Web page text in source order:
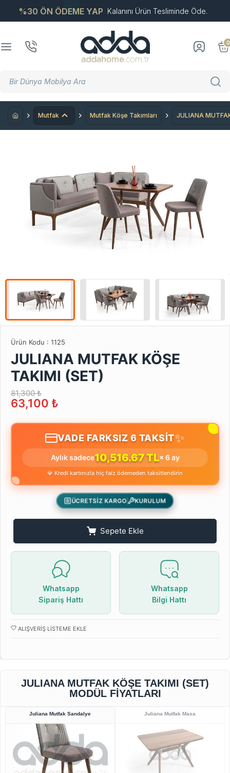
%30 ÖN ÖDEME YAP Kalanını Ürün Tesliminde Öde.
0
Mutfak Mutfak Köşe Takımları JULIANA
Ürün Kodu : 1125
JULIANA MUTFAK KÖŞE
TAKIMI (SET)
81,300 ₺
63,100 ₺
VADE FARKSIZ 6 TAKSİT✨
Aylık sadece10,516.67 TL× 6 ay
💎 Kredi kartınızla hiç faiz ödemeden taksitlendirin
ÜCRETSİZ KARGO KURULUM
Sepete Ekle
Whatsapp
Sipariş Hattı
Whatsapp
Bilgi Hattı
ALIŞVERIŞ LISTEME EKLE
JULIANA MUTFAK KÖŞE TAKIMI (SET)
MODÜL FIYATLARI
Juliana Mutfak Sandalye Juliana Mutfak Masa